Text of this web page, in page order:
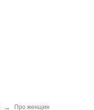
→ Про женщин